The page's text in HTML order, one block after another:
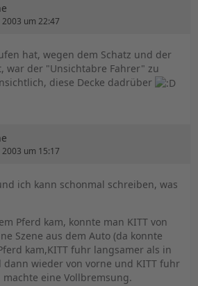
2003 um 22:47
hat, wegen dem Schatz und der
war der "Unsichtabre Fahrer" zu
diese Decke dadrüber
2003 um 15:17
ich kann schonmal schreiben, was
Pferd kam, konnte man KITT von
Szene aus dem Auto (da konnte
kam,KITT fuhr langsamer als in
dann wieder von vorne und KITT fuhr
eine Vollbremsung.